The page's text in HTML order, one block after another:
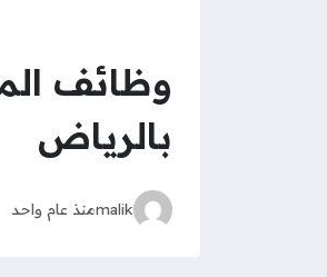
وظائف
بالرياض
malikمنذ عام واحد